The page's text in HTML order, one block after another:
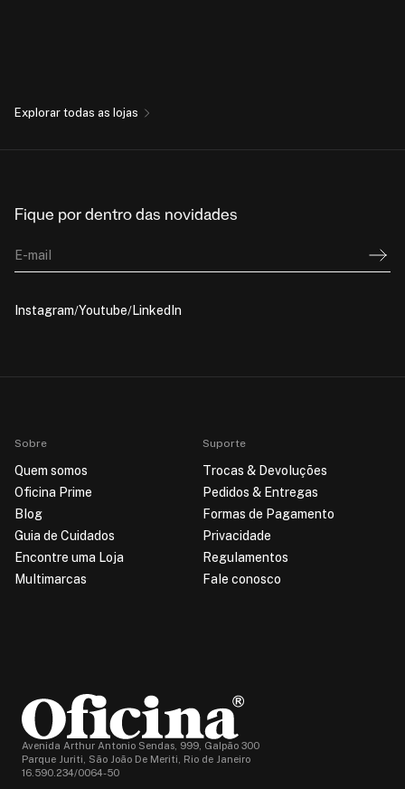
Explorar todas as lojas
Fique por dentro das novidades
E-mail
Instagram Youtube LinkedIn
Sobre
Quem somos
Oficina Prime
Blog
Guia de Cuidados
Encontre uma Loja
Multimarcas
Suporte
Trocas & Devoluções
Pedidos & Entregas
Formas de Pagamento
Privacidade
Regulamentos
Fale conosco
Avenida Arthur Antonio Sendas, 999, Galpão 300
Parque Juriti, São João De Meriti, Rio de Janeiro
16.590.234/0064-50